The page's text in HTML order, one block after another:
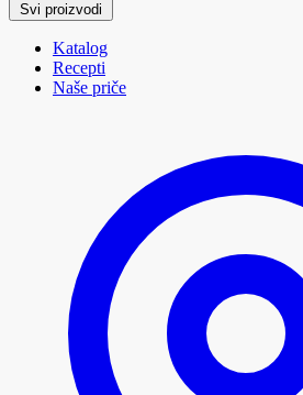
Svi proizvodi
Katalog
Recepti
Naše priče